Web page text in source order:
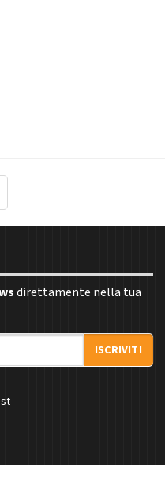
direttamente nella tua
ISCRIVITI